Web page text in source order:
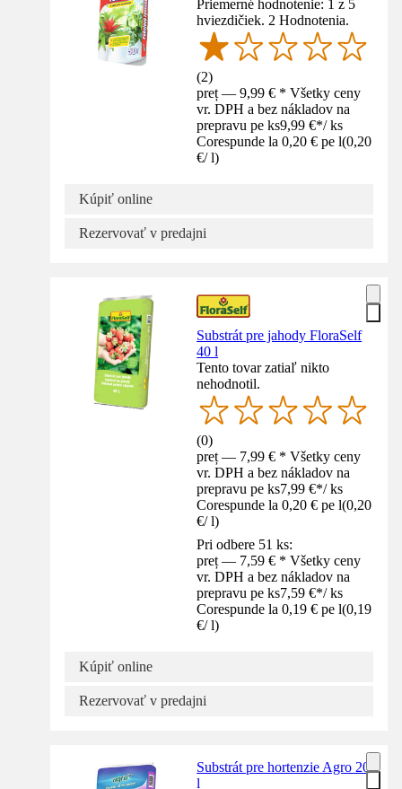
Priemerné hodnotenie: 1 z 5
hviezdičiek. 2 Hodnotenia.
(2)
preț — 9,99 € * Všetky ceny
vr. DPH a bez nákladov na
prepravu pe ks9,99 €*/ ks
Corespunde la 0,20 € pe l(0,20
€/ l)
Kúpiť online
Rezervovať v predajni
Substrát pre jahody FloraSelf
40 l
Tento tovar zatiaľ nikto
nehodnotil.
(0)
preț — 7,99 € * Všetky ceny
vr. DPH a bez nákladov na
prepravu pe ks7,99 €*/ ks
Corespunde la 0,20 € pe l(0,20
€/ l)
Pri odbere 51 ks:
preț — 7,59 € * Všetky ceny
vr. DPH a bez nákladov na
prepravu pe ks7,59 €*/ ks
Corespunde la 0,19 € pe l(0,19
€/ l)
Kúpiť online
Rezervovať v predajni
Substrát pre hortenzie Agro 20
l